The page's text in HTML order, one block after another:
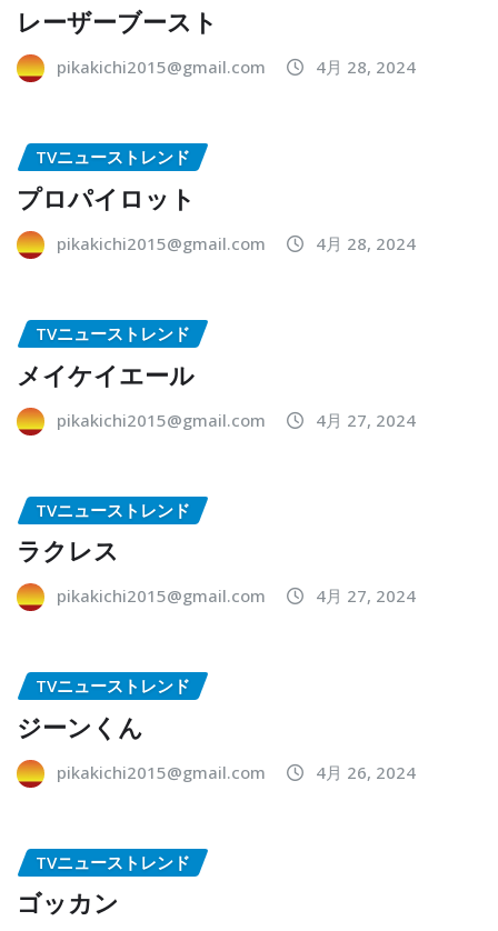
レーザーブースト
pikakichi2015@gmail.com 4月 28, 2024
TVニューストレンド
プロパイロット
pikakichi2015@gmail.com 4月 28, 2024
TVニューストレンド
メイケイエール
pikakichi2015@gmail.com 4月 27, 2024
TVニューストレンド
ラクレス
pikakichi2015@gmail.com 4月 27, 2024
TVニューストレンド
ジーンくん
pikakichi2015@gmail.com 4月 26, 2024
TVニューストレンド
ゴッカン